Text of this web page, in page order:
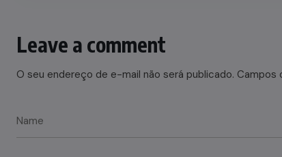
Leave a comment
O seu endereço de e-mail não será publicado. Campos